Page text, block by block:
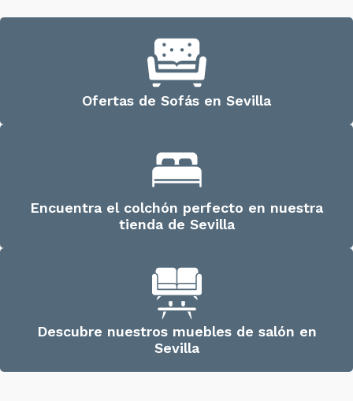
Ofertas de Sofás en Sevilla
Encuentra el colchón perfecto en nuestra
tienda de Sevilla
Descubre nuestros muebles de salón en
Sevilla